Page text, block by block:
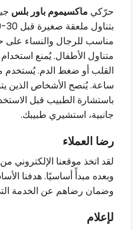
حرّكي ماكسيموم باور بلس
مناسب للرجال والنساء على
متناول الأطفال. يُمنع
ساعة. يُنصح الأشخاص الذين
باستشارة الطبيب قبل
جانبية، استشيري طبيبك.
رضا العملاء
لقد اتخذ موقعنا الإلكتروني من
وبعده مبدأً أساسيًا. هدفنا
وضمان رضاهم عن الخدمة التي
لإعلام